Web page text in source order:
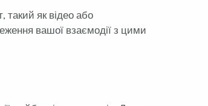
такий як відео або
вашої взаємодії з цими